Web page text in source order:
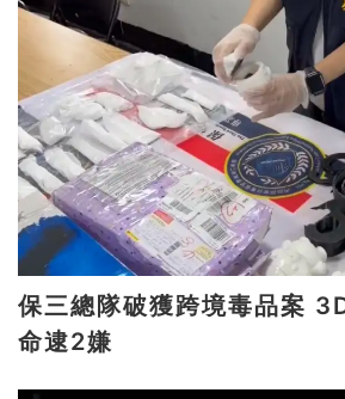
保三總隊破獲跨境毒品案 3D玩具熊藏愷他
命逮2嫌